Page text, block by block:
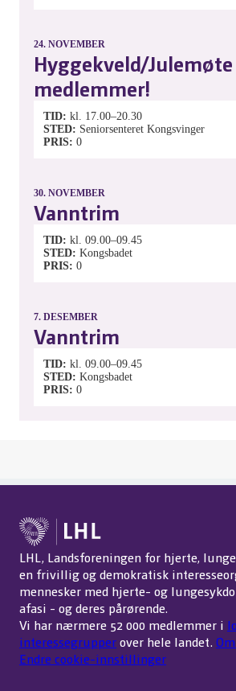
24. NOVEMBER
Hyggekveld/
medlemmer!
TID kl. 17.00–20.30
STED
Seniorsenteret Kongsvinger
PRIS 0
30. NOVEMBER
Vanntrim
TID kl. 09.00–09.45
STED Kongsbadet
PRIS 0
7. DESEMBER
Vanntrim
TID kl. 09.00–09.45
STED Kongsbadet
PRIS 0
LHL, Landsforeningen for hjerte,
en frivillig og demokratisk
mennesker med hjerte- og
afasi - og deres pårørende.
Vi har nærmere 52 000 medlemmer i
interessegrupperover hele landet.
Endre cookie-innstillinger